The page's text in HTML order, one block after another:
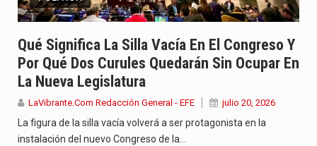
Qué Significa La Silla Vacía En El Congreso Y
Por Qué Dos Curules Quedarán Sin Ocupar En
La Nueva Legislatura
LaVibrante.Com Redacción General - EFE julio 20, 2026
La figura de la silla vacía volverá a ser protagonista en la
instalación del nuevo Congreso de la…